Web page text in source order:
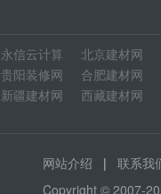
永信云计算 北京建材网
贵阳装修网 合肥建材网
新疆建材网 西藏建材网
网站介绍 | 联系我
Copyright © 2007-